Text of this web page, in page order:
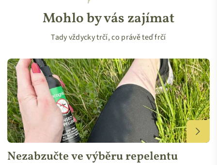
Mohlo by vás zajímat
Tady vždycky trčí, co právě teď frčí
Nezabzučte ve výběru repelentu